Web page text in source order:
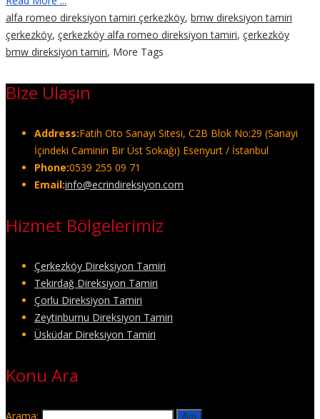
alfa romeo direksiyon tamiri çerkezköy, bmw direksiyon tamiri
çerkezköy, çerkezköy alfa romeo direksiyon tamiri, çerkezköy
bmw direksiyon tamiri, More Tags
Bize Ulaşın
Address:Fatih Oto Sanayi Sitesi, C2B Blok No:29 (Sanayi
İçindeki Caminin Bir Üst Sokağı) Esenyurt / İstanbul
Phone:0539 255 09 71
Email:info@ecrindireksiyon.com
Hizmet Bölgelerimiz
Çerkezköy Direksiyon Tamiri
Tekirdağ Direksiyon Tamiri
Çorlu Direksiyon Tamiri
Zeytinburnu Direksiyon Tamiri
Üsküdar Direksiyon Tamiri
Konu Ara
Arama: